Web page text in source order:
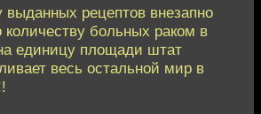
выданных рецептов внезапно
количеству больных раком в
единицу площади штат
весь остальной мир в